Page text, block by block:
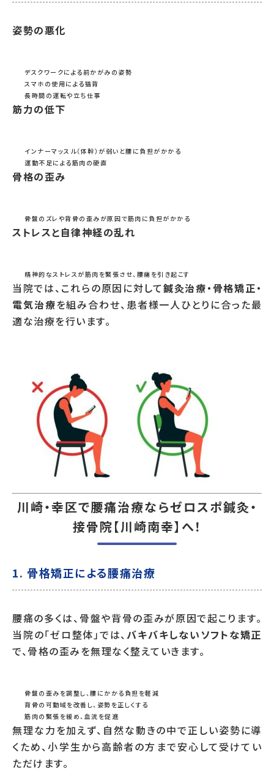
姿勢の悪化
デスクワークによる前かがみの姿勢
スマホの使用による猫背
長時間の運転や立ち仕事
筋力の低下
インナーマッスル（体幹）が弱いと腰に負担がかかる
運動不足による筋肉の硬直
骨格の歪み
骨盤のズレや背骨の歪みが原因で筋肉に負担がかかる
ストレスと自律神経の乱れ
精神的なストレスが筋肉を緊張させ、腰痛を引き起こす
当院では、これらの原因に対して鍼灸治療・骨格矯正・
電気治療を組み合わせ、患者様一人ひとりに合った最
適な治療を行います。
川崎・幸区で腰痛治療ならゼロスポ鍼灸・
接骨院【川崎南幸】へ！
1. 骨格矯正による腰痛治療
腰痛の多くは、骨盤や背骨の歪みが原因で起こります。
当院の「ゼロ整体」では、バキバキしないソフトな矯正
で、骨格の歪みを無理なく整えていきます。
骨盤の歪みを調整し、腰にかかる負担を軽減
背骨の可動域を改善し、姿勢を正しくする
筋肉の緊張を緩め、血流を促進
無理な力を加えず、自然な動きの中で正しい姿勢に導
くため、小学生から高齢者の方まで安心して受けてい
ただけます。